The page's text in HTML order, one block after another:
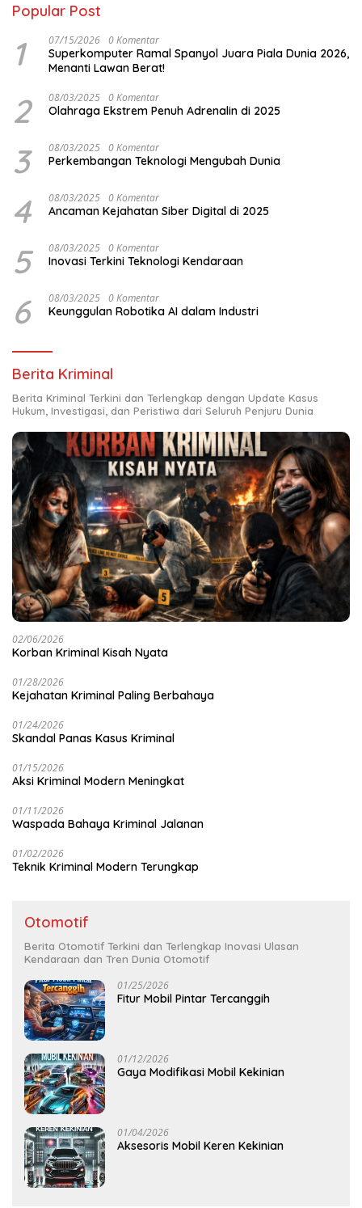
Popular Post
1 07/15/2026 0 Komentar
Superkomputer Ramal Spanyol Juara Piala Dunia 2026,
Menanti Lawan Berat!
2 08/03/2025 0 Komentar
Olahraga Ekstrem Penuh Adrenalin di 2025
3 08/03/2025 0 Komentar
Perkembangan Teknologi Mengubah Dunia
4 08/03/2025 0 Komentar
Ancaman Kejahatan Siber Digital di 2025
5 08/03/2025 0 Komentar
Inovasi Terkini Teknologi Kendaraan
6 08/03/2025 0 Komentar
Keunggulan Robotika AI dalam Industri
Berita Kriminal
Berita Kriminal Terkini dan Terlengkap dengan Update Kasus
Hukum, Investigasi, dan Peristiwa dari Seluruh Penjuru Dunia
02/06/2026
Korban Kriminal Kisah Nyata
01/28/2026
Kejahatan Kriminal Paling Berbahaya
01/24/2026
Skandal Panas Kasus Kriminal
01/15/2026
Aksi Kriminal Modern Meningkat
01/11/2026
Waspada Bahaya Kriminal Jalanan
01/02/2026
Teknik Kriminal Modern Terungkap
Otomotif
Berita Otomotif Terkini dan Terlengkap Inovasi Ulasan
Kendaraan dan Tren Dunia Otomotif
01/25/2026
Fitur Mobil Pintar Tercanggih
01/12/2026
Gaya Modifikasi Mobil Kekinian
01/04/2026
Aksesoris Mobil Keren Kekinian